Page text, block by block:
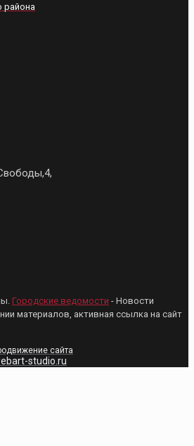
района
Городские ведомости - Новости
материалов, активная ссылка на сайт
сайта
studio.ru